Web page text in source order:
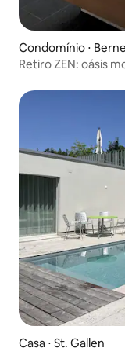
Condomínio ⋅
Retiro ZEN: oásis
Casa ⋅ St. Gallen